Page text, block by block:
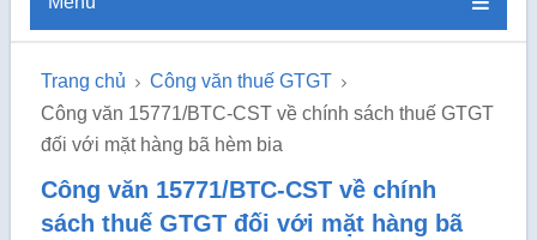
Trang chủ
Công văn thuế GTGT
Công văn 15771/BTC-CST về chính sách thuế GTGT
đối với mặt hàng bã hèm bia
Công văn 15771/BTC-CST về chính
sách thuế GTGT đối với mặt hàng bã